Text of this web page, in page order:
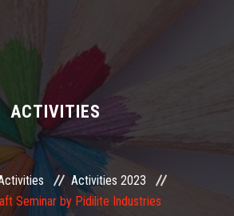
ACTIVITIES
Activities 2023
Seminar by Pidilite Industries